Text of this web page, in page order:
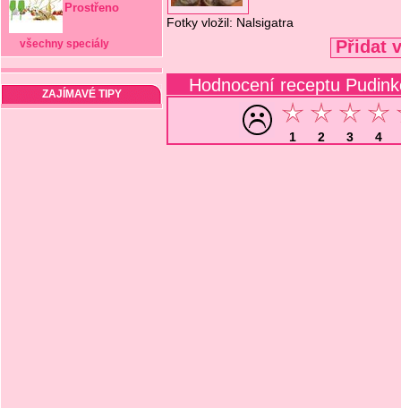
Prostřeno
všechny speciály
ZAJÍMAVÉ TIPY
Fotky vložil: Nalsigatra
Přidat
Hodnocení receptu
1 2 3 4